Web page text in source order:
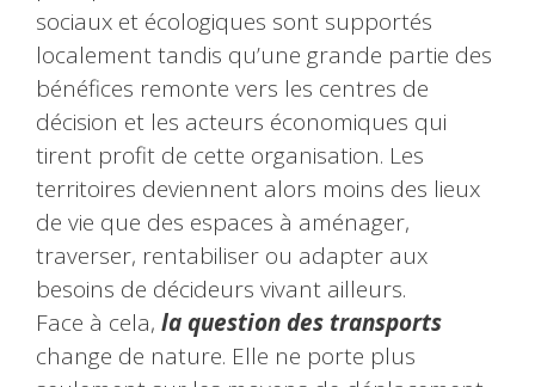
sociaux et écologiques sont supportés
localement tandis qu’une grande partie des
bénéfices remonte vers les centres de
décision et les acteurs économiques qui
tirent profit de cette organisation. Les
territoires deviennent alors moins des lieux
de vie que des espaces à aménager,
traverser, rentabiliser ou adapter aux
besoins de décideurs vivant ailleurs.
Face à cela, la question des transports
change de nature. Elle ne porte plus